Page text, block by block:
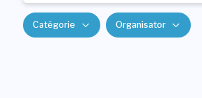
Médias
Catégorie Organisator